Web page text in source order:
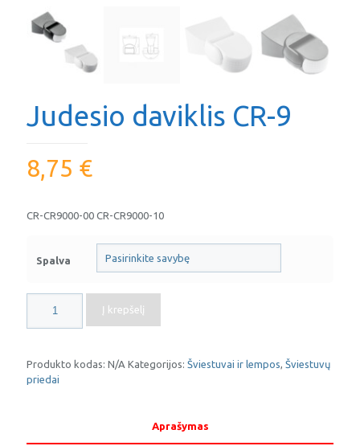
Judesio daviklis CR-9
8,75 €
CR-CR9000-00 CR-CR9000-10
Spalva
kiekis:
Judesio
CR-
9
Į krepšelį
Produkto kodas: N/A Kategorijos: Šviestuvai ir lempos Šviestuvų
priedai
Aprašymas